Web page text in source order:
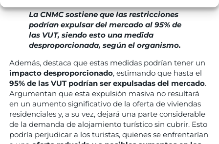
La CNMC sostiene que las restricciones
podrían expulsar del mercado al 95% de
las VUT, siendo esto una medida
desproporcionada, según el organismo.
Además, destaca que estas medidas podrían tener un
impacto desproporcionado, estimando que hasta el
95% de las VUT podrían ser expulsadas del mercado.
Argumentan que esta expulsión masiva no resultará
en un aumento significativo de la oferta de viviendas
residenciales y, a su vez, dejará una parte considerable
de la demanda de alojamiento turístico sin cubrir. Esto
podría perjudicar a los turistas, quienes se enfrentarían